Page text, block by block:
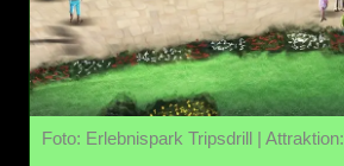
Foto: Erlebnispark Tripsdrill | Attraktion: